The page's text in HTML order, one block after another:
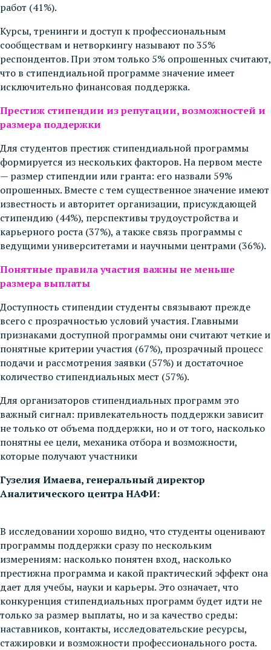
работ (41%).
Курсы, тренинги и доступ к профессиональным
сообществам и нетворкингу называют по 35%
респондентов. При этом только 5% опрошенных считают,
что в стипендиальной программе значение имеет
исключительно финансовая поддержка.
Престиж стипендии из репутации, возможностей и
размера поддержки
Для студентов престиж стипендиальной программы
формируется из нескольких факторов. На первом месте
— размер стипендии или гранта: его назвали 59%
опрошенных. Вместе с тем существенное значение имеют
известность и авторитет организации, присуждающей
стипендию (44%), перспективы трудоустройства и
карьерного роста (37%), а также связь программы с
ведущими университетами и научными центрами (36%).
Понятные правила участия важны не меньше
размера выплаты
Доступность стипендии студенты связывают прежде
всего с прозрачностью условий участия. Главными
признаками доступной программы они считают четкие и
понятные критерии участия (67%), прозрачный процесс
подачи и рассмотрения заявки (57%) и достаточное
количество стипендиальных мест (57%).
Для организаторов стипендиальных программ это
важный сигнал: привлекательность поддержки зависит
не только от объема поддержки, но и от того, насколько
понятны ее цели, механика отбора и возможности,
которые получают участники
Гузелия Имаева, генеральный директор
Аналитического центра НАФИ:
В исследовании хорошо видно, что студенты оценивают
программы поддержки сразу по нескольким
измерениям: насколько понятен вход, насколько
престижна программа и какой практический эффект она
дает для учебы, науки и карьеры. Это означает, что
конкуренция стипендиальных программ будет идти не
только за размер выплаты, но и за качество среды:
наставников, контакты, исследовательские ресурсы,
стажировки и возможности профессионального роста.